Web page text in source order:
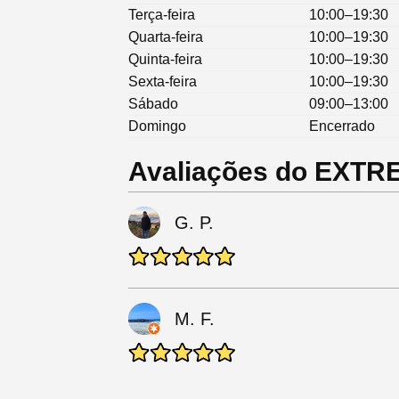
Terça-feira
10:00–19:30
Quarta-feira
10:00–19:30
Quinta-feira
10:00–19:30
Sexta-feira
10:00–19:30
Sábado
09:00–13:00
Domingo
Encerrado
Avaliações do
G. P.
M. F.